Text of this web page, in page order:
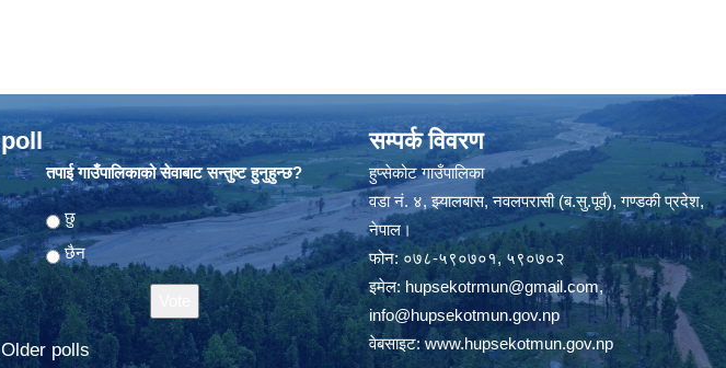
poll
तपाई गाउँपालिकाको सेवाबाट सन्तुष्ट हुनुहुन्छ?
Choices
छु
छैन
Older polls
सम्पर्क विवरण
हुप्सेकोट गाउँपालिका
वडा नं. ४, झ्यालबास, नवलपरासी (ब.सु.पूर्व), गण्डकी प्रदेश,
नेपाल।
फोन: ०७८-५९०७०१, ५९०७०२
इमेल: hupsekotrmun@gmail.com,
info@hupsekotmun.gov.np
वेबसाइट:www.hupsekotmun.gov.np